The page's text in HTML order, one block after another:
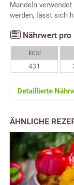
Mandeln
werden, lässt sich
Nährwert
kcal
431
Detaillierte
ÄHNLICHE